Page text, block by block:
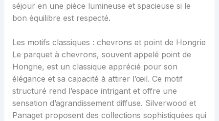
séjour en une pièce lumineuse et spacieuse si le
bon équilibre est respecté.
Les motifs classiques : chevrons et point de Hongrie
Le parquet à chevrons, souvent appelé point de
Hongrie, est un classique apprécié pour son
élégance et sa capacité à attirer l’œil. Ce motif
structuré rend l’espace intrigant et offre une
sensation d’agrandissement diffuse. Silverwood et
Panaget proposent des collections sophistiquées qui